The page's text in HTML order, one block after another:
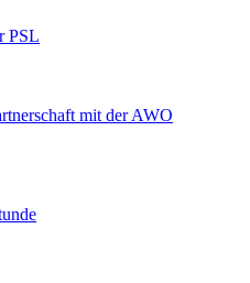
PSL
mit der AWO